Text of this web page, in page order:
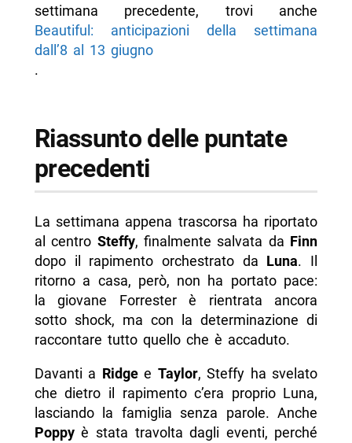
settimana precedente, trovi anche
Beautiful: anticipazioni della settimana
dall’8 al 13 giugno
.
Riassunto delle puntate
precedenti
La settimana appena trascorsa ha riportato
al centro Steffy, finalmente salvata da Finn
dopo il rapimento orchestrato da Luna. Il
ritorno a casa, però, non ha portato pace:
la giovane Forrester è rientrata ancora
sotto shock, ma con la determinazione di
raccontare tutto quello che è accaduto.
Davanti a Ridgee Taylor, Steffy ha svelato
che dietro il rapimento c’era proprio Luna,
lasciando la famiglia senza parole. Anche
Poppyè stata travolta dagli eventi, perché